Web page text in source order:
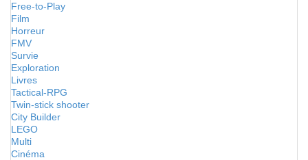
Free-to-Play
Film
Horreur
FMV
Survie
Exploration
Livres
Tactical-RPG
Twin-stick shooter
City Builder
LEGO
Multi
Cinéma